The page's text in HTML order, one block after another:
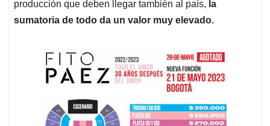
producción que deben llegar también al país, la
sumatoria de todo da un valor muy elevado.